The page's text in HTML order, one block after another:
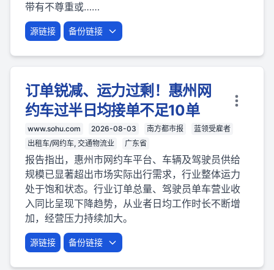
带有不尊重或……
源链接 备份链接
订单锐减、运力过剩！惠州网
约车过半日均接单不足10单
www.sohu.com 2026-08-03 南方都市报
蓝领受雇者
出租车/网约车, 交通物流业
广东省
报告指出，惠州市网约车平台、车辆及驾驶员供给
规模已显著超出市场实际出行需求，行业整体运力
处于饱和状态。行业订单总量、驾驶员单车营业收
入同比呈现下降趋势，从业者日均工作时长不断增
加，经营压力持续加大。
源链接 备份链接